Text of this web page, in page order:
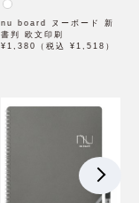
nu board ヌーボード 新
書判 欧文印刷
¥1,380（税込 ¥1,518）